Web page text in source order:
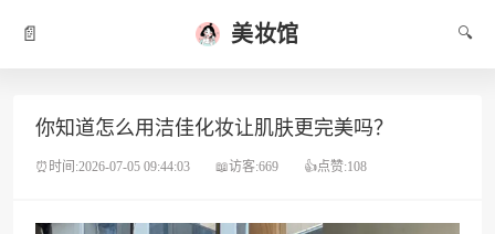
📄 美妆馆 🔍
你知道怎么用洁佳化妆让肌肤更完美吗？
⏰时间:2026-07-05 09:44:03 📖访客:669 👍点赞:108